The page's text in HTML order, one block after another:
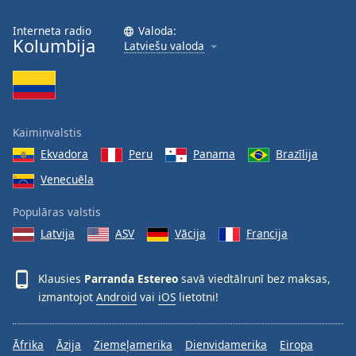
Area
Background
Opacity
Font
Size
Text
Edge
Interneta radio
Kolumbija
Valoda:
Latviešu valoda
Kaimiņvalstis
Ekvadora
Peru Panama
Brazīlija
Venecuēla
Populāras valstis
Latvija
ASV Vācija Francija
Klausies Parranda Estereo savā viedtālrunī bez maksas,
izmantojot Android vai iOS lietotni!
Āfrika Āzija Ziemeļamerika Dienvidamerika Eiropa